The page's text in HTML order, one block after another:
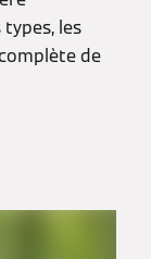
les
de